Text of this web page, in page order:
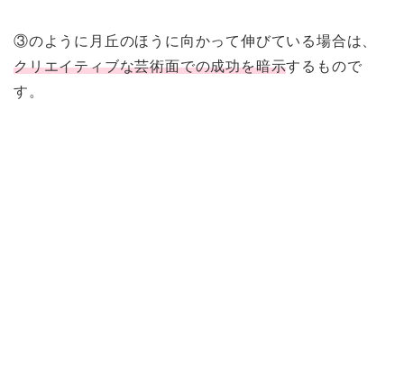
③のように月丘のほうに向かって伸びている場合は、
クリエイティブな芸術面での成功を暗示するもので
す。